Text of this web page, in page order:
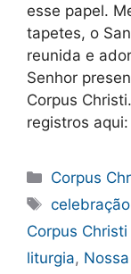
esse papel.
tapetes, o
reunida e
Senhor
Corpus
registros aqui:
Categorias
Corpus
Tags
Corpus Christi
liturgia,